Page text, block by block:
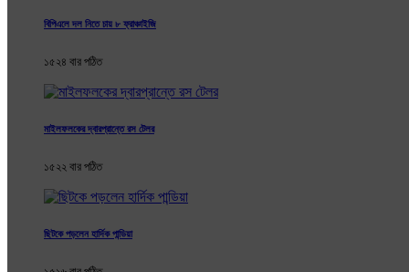
বিপিএলে দল নিতে চায় ৮ ফ্রাঞ্চাইজি
১৫২৪ বার পঠিত
মাইলফলকের দ্বারপ্রান্তে রস টেলর
১৫২২ বার পঠিত
ছিটকে পড়লেন হার্দিক পান্ডিয়া